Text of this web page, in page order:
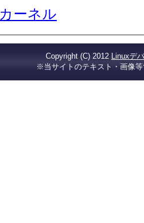
カーネル
Copyright (C) 2012 Linuxデ
※当サイトのテキスト・画像